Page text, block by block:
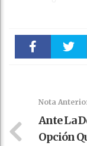
Nota
Ante La
Opción